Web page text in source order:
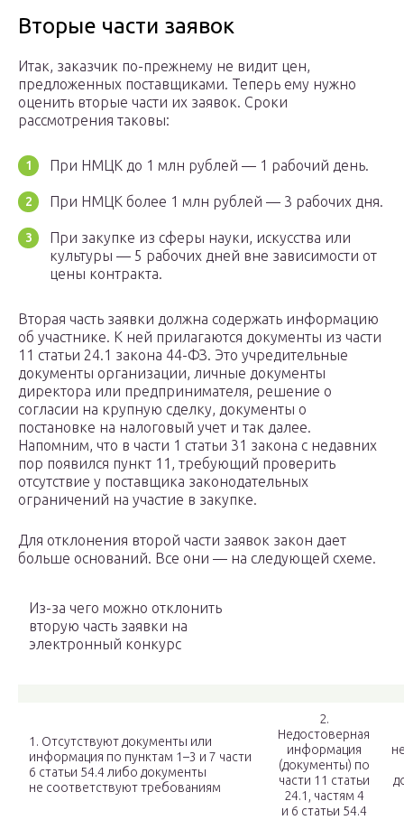
Вторые части заявок
Итак, заказчик по-прежнему не видит цен,
предложенных поставщиками. Теперь ему нужно
оценить вторые части их заявок. Сроки
рассмотрения таковы:
При НМЦК до 1 млн рублей — 1 рабочий день.
При НМЦК более 1 млн рублей — 3 рабочих дня.
При закупке из сферы науки, искусства или
культуры — 5 рабочих дней вне зависимости от
цены контракта.
Вторая часть заявки должна содержать информацию
об участнике. К ней прилагаются документы из части
11 статьи 24.1 закона 44-ФЗ. Это учредительные
документы организации, личные документы
директора или предпринимателя, решение о
согласии на крупную сделку, документы о
постановке на налоговый учет и так далее.
Напомним, что в части 1 статьи 31 закона с недавних
пор появился пункт 11, требующий проверить
отсутствие у поставщика законодательных
ограничений на участие в закупке.
Для отклонения второй части заявок закон дает
больше оснований. Все они — на следующей схеме.
Из-за чего можно отклонить
вторую часть заявки на
электронный конкурс
1. Отсутствуют документы или
информация по пунктам 1–3 и 7 части
6 статьи 54.4 либо документы
не соответствуют требованиям
2.
Недостоверная
информация
(документы) по
части 11 статьи
24.1, частям 4
и 6 статьи 54.4